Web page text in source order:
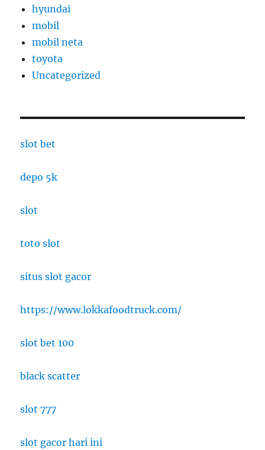
hyundai
mobil
mobil neta
toyota
Uncategorized
slot bet
depo 5k
slot
toto slot
situs slot gacor
https://www.lokkafoodtruck.com/
slot bet 100
black scatter
slot 777
slot gacor hari ini